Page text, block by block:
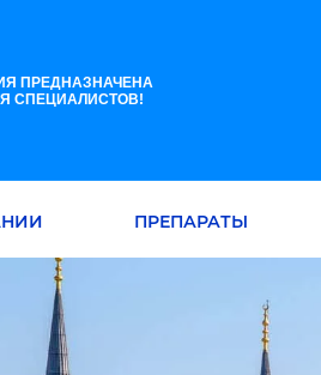
ПРЕДНАЗНАЧЕНА
СПЕЦИАЛИСТОВ!
ПРЕПАРАТЫ